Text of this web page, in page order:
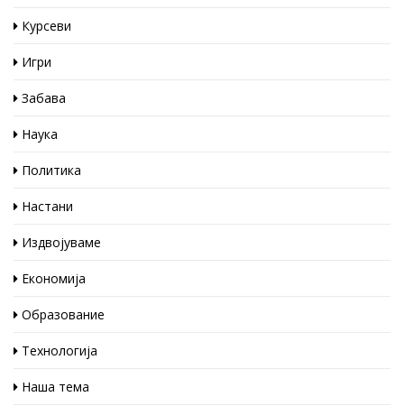
Курсеви
Игри
Забава
Наука
Политика
Настани
Издвојуваме
Економија
Образование
Технологија
Наша тема